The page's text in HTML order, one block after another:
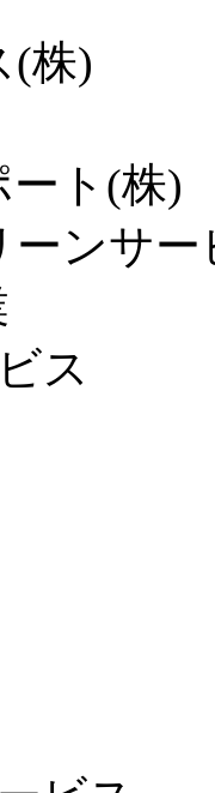
(株)
ト(株)
ーンサ
ス